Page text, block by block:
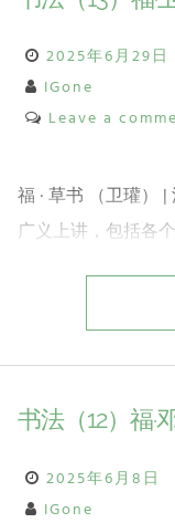
2025年6月29日
IGone
Leave a
福 · 草书 （卫瓘）
广义上讲，包括各
书法（12）福·
2025年6月8日
IGone